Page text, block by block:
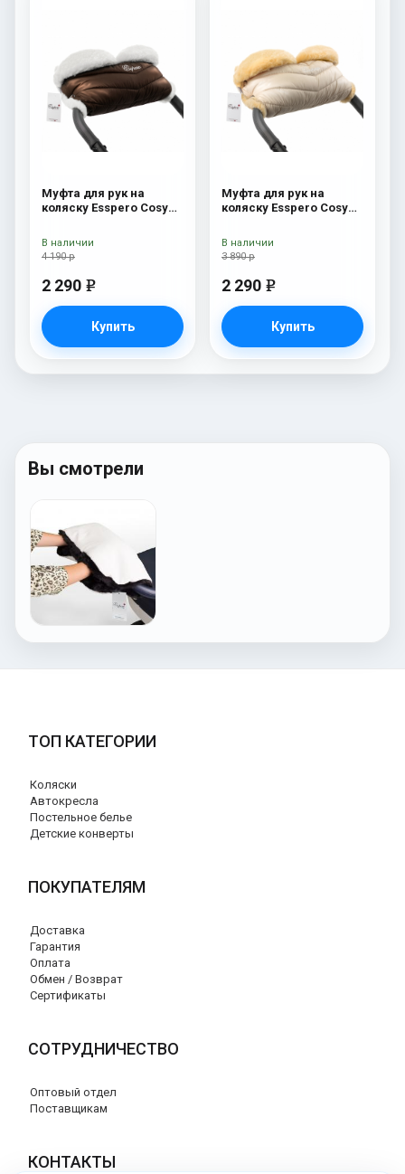
Муфта для рук на
коляску Esspero Cosy
4 190 р
2 290 e
Купить
В наличии
Муфта для рук на
коляску Esspero Cosy
3 890 р
2 290 e
Купить
В наличии
Вы смотрели
ТОП КАТЕГОРИИ
Коляски
Автокресла
Постельное белье
Детские конверты
ПОКУПАТЕЛЯМ
Доставка
Гарантия
Оплата
Обмен / Возврат
Сертификаты
СОТРУДНИЧЕСТВО
Оптовый отдел
Поставщикам
КОНТАКТЫ